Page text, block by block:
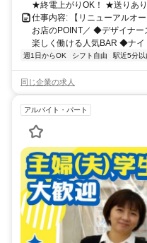
★終電上がりOK！ ★送りあ
仕事内容: 【リニューアルオ
お店のPOINT／ ◆デザイナー
楽しく働ける人気BAR ◆ナ
週1日からOK シフト自由 駅近5分以
同じ企業の求人
アルバイト・パート